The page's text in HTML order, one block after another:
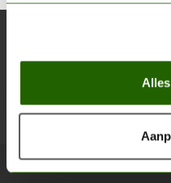
Blijf op de hoogte